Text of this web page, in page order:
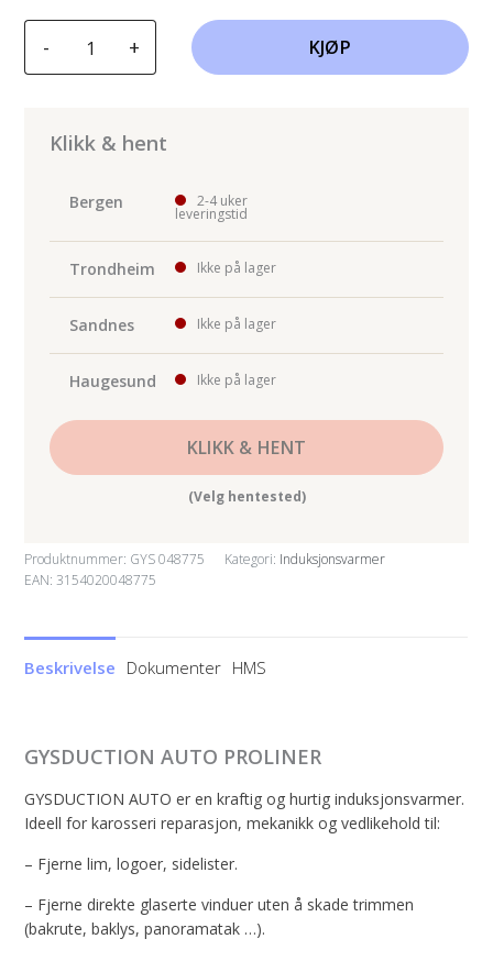
-
PROLINER
antall
+ KJØP
Klikk & hent
Bergen 2-4 uker
leveringstid
Trondheim Ikke på lager
Sandnes Ikke på lager
Haugesund Ikke på lager
KLIKK & HENT
(Velg hentested)
Produktnummer: GYS 048775 Kategori: Induksjonsvarmer
EAN: 3154020048775
Beskrivelse Dokumenter HMS
GYSDUCTION AUTO PROLINER
GYSDUCTION AUTO er en kraftig og hurtig induksjonsvarmer.
Ideell for karosseri reparasjon, mekanikk og vedlikehold til:
– Fjerne lim, logoer, sidelister.
– Fjerne direkte glaserte vinduer uten å skade trimmen
(bakrute, baklys, panoramatak …).